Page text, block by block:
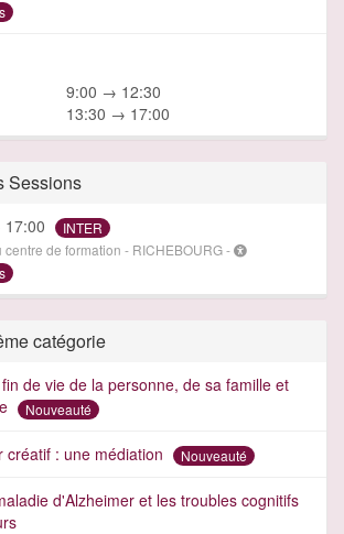
9:00 → 12:30
13:30 → 17:00
Sessions
INTER
de formation - RICHEBOURG -
catégorie
de vie de la personne, de sa famille et
Nouveauté
créatif : une médiation Nouveauté
d'Alzheimer et les troubles cognitifs